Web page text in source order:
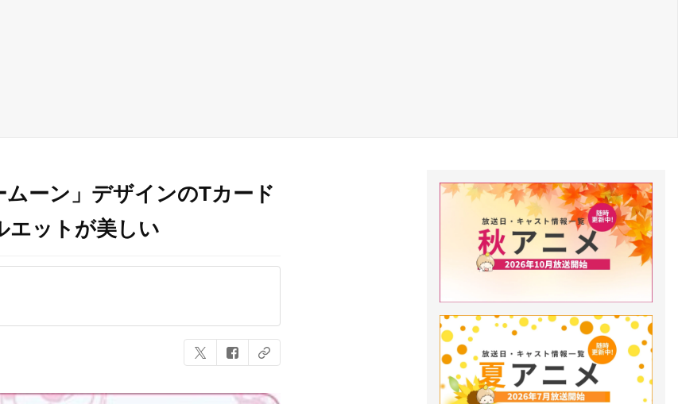
ーン」デザインのTカード
エットが美しい